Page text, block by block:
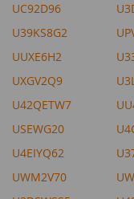
UC92D96
U39KS8G2
UUXE6H2
UXGV2Q9
U42QETW7
USEWG20
U4EIYQ62
UWM2V70